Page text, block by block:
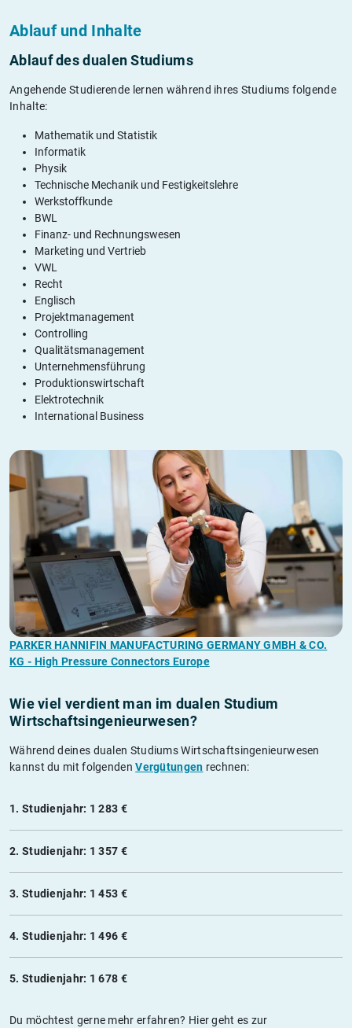
Ablauf und Inhalte
Ablauf des dualen Studiums
Angehende Studierende lernen während ihres Studiums folgende
Inhalte:
Mathematik und Statistik
Informatik
Physik
Technische Mechanik und Festigkeitslehre
Werkstoffkunde
BWL
Finanz- und Rechnungswesen
Marketing und Vertrieb
VWL
Recht
Englisch
Projektmanagement
Controlling
Qualitätsmanagement
Unternehmensführung
Produktionswirtschaft
Elektrotechnik
International Business
PARKER HANNIFIN MANUFACTURING GERMANY GMBH & CO.
KG - High Pressure Connectors Europe
Wie viel verdient man im dualen Studium
Wirtschaftsingenieurwesen?
Während deines dualen Studiums Wirtschaftsingenieurwesen
kannst du mit folgendenVergütungen rechnen:
1. Studienjahr: 1 283 €
2. Studienjahr: 1 357 €
3. Studienjahr: 1 453 €
4. Studienjahr: 1 496 €
5. Studienjahr: 1 678 €
Du möchtest gerne mehr erfahren? Hier geht es zur